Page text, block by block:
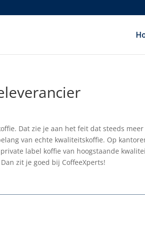
Dat zie je aan het feit dat steeds
van echte kwaliteitskoffie. Op
label koffie van hoogstaande
zit je goed bij CoffeeXperts!